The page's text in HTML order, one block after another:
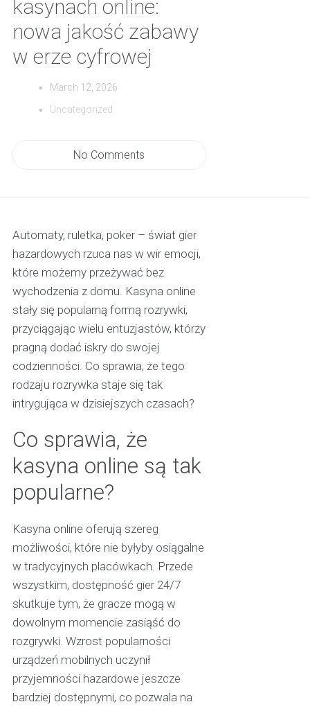
kasynach online:
nowa jakość zabawy
w erze cyfrowej
March 12, 2026
Uncategorized
No Comments
Automaty, ruletka, poker – świat gier
hazardowych rzuca nas w wir emocji,
które możemy przeżywać bez
wychodzenia z domu. Kasyna online
stały się popularną formą rozrywki,
przyciągając wielu entuzjastów, którzy
pragną dodać iskry do swojej
codzienności. Co sprawia, że tego
rodzaju rozrywka staje się tak
intrygująca w dzisiejszych czasach?
Co sprawia, że
kasyna online są tak
popularne?
Kasyna online oferują szereg
możliwości, które nie byłyby osiągalne
w tradycyjnych placówkach. Przede
wszystkim, dostępność gier 24/7
skutkuje tym, że gracze mogą w
dowolnym momencie zasiąść do
rozgrywki. Wzrost popularności
urządzeń mobilnych uczynił
przyjemności hazardowe jeszcze
bardziej dostępnymi, co pozwala na